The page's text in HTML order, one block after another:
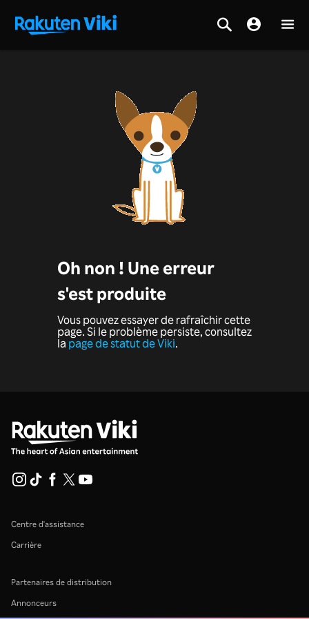
Oh non ! Une erreur
s'est produite
Vous pouvez essayer de rafraîchir cette
page. Si le problème persiste, consultez
la page de statut de Viki.
Centre d'assistance
Carrière
Partenaires de distribution
Annonceurs